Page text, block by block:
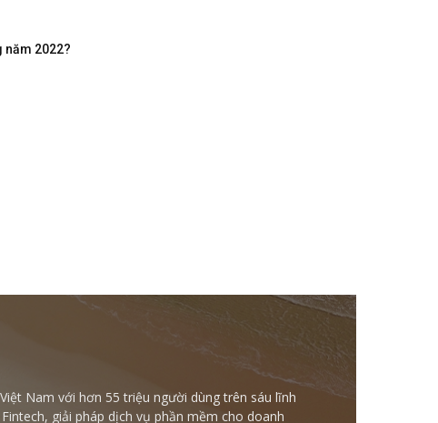
năm 2022?
Nam với hơn 55 triệu người dùng trên sáu lĩnh
giải pháp dịch vụ phần mềm cho doanh